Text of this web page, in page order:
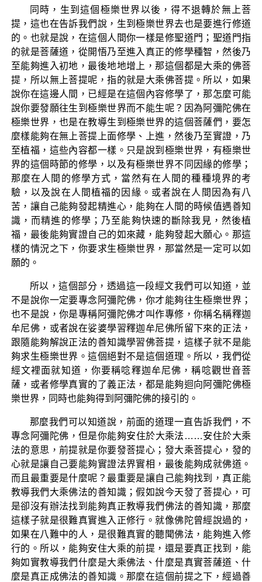
同時，生到這個極樂世界以後，得不退轉於無上菩
提，這也在告訴我們說，生到極樂世界去也是要進行修道
的。也就是說，在這個人間你一樣是修聖道門；聖道門指
的就是菩薩道，從開悟乃至進入真正的修學種智，然後乃
至能夠進入初地，最後地地增上，那這個都是大乘的佛菩
提，所以無上菩提呢，指的就是大乘佛菩提。所以，如果
說你在這邊人間，已經是在這個內容修學了，那怎麼可能
說你要發願往生到極樂世界而不能生呢？因為阿彌陀佛在
極樂世界，也是在教導生到極樂世界的這個菩薩們，要怎
麼樣能夠在無上菩提上面修學、上進，然後乃至實證，乃
至植福，這些內容都一樣。只是說到極樂世界，有極樂世
界的這個時節的修學，以及有極樂世界不同因緣的修學；
那麼在人間的修學方式，當然有在人間的種種境界的考
驗，以及說在人間植福的因緣。或者說在人間因為有八
苦，讓自己能夠發起精進心，能夠在人間的時候值遇善知
識，而精進的修學；乃至能夠快速的斷除我見，然後植
福，最後能夠實證自己的如來藏，能夠發起大願心。那這
樣的情況之下，你要求生極樂世界，那當然是一定可以如
願的。
所以，這個部分，透過這一段經文我們可以知道，並
不是說你一定要專念阿彌陀佛，你才能夠往生極樂世界；
也不是說，你是專稱阿彌陀佛才叫作專修，你稱名稱釋迦
牟尼佛，或者說在娑婆學習釋迦牟尼佛所留下來的正法，
跟隨能夠解說正法的善知識學習佛菩提，這樣子就不是能
夠求生極樂世界。這個絕對不是這個道理。所以，我們從
經文裡面就知道，你要稱唸釋迦牟尼佛，稱唸觀世音菩
薩，或者修學真實的了義正法，都是能夠迴向阿彌陀佛極
樂世界，同時也能夠得到阿彌陀佛的接引的。
那麼我們可以知道說，前面的道理一直告訴我們，不
專念阿彌陀佛，但是你能夠安住於大乘法……安住於大乘
法的意思，前提就是你要發菩提心；發大乘菩提心，發的
心就是讓自己要能夠實證法界實相，最後能夠成就佛道。
而且最重要是什麼呢？最重要是讓自己能夠找到，真正能
教導我們大乘佛法的善知識；假如說今天發了菩提心，可
是卻沒有辦法找到能夠真正教導我們佛法的善知識，那麼
這樣子就是很難真實進入正修行。就像佛陀曾經說過的，
如果在八難中的人，是很難真實的聽聞佛法，能夠進入修
行的。所以，能夠安住大乘的前提，還是要真正找到，能
夠如實教導我們什麼是大乘佛法、什麼是真實菩薩道、什
麼是真正成佛法的善知識。那麼在這個前提之下，經過善